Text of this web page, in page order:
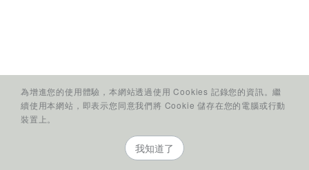
為增進您的使用體驗，本網站透過使用 Cookies 記錄您的資訊。繼
續使用本網站，即表示您同意我們將 Cookie 儲存在您的電腦或行動
裝置上。
我知道了